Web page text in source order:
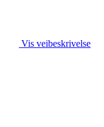
Vis veibeskrivelse